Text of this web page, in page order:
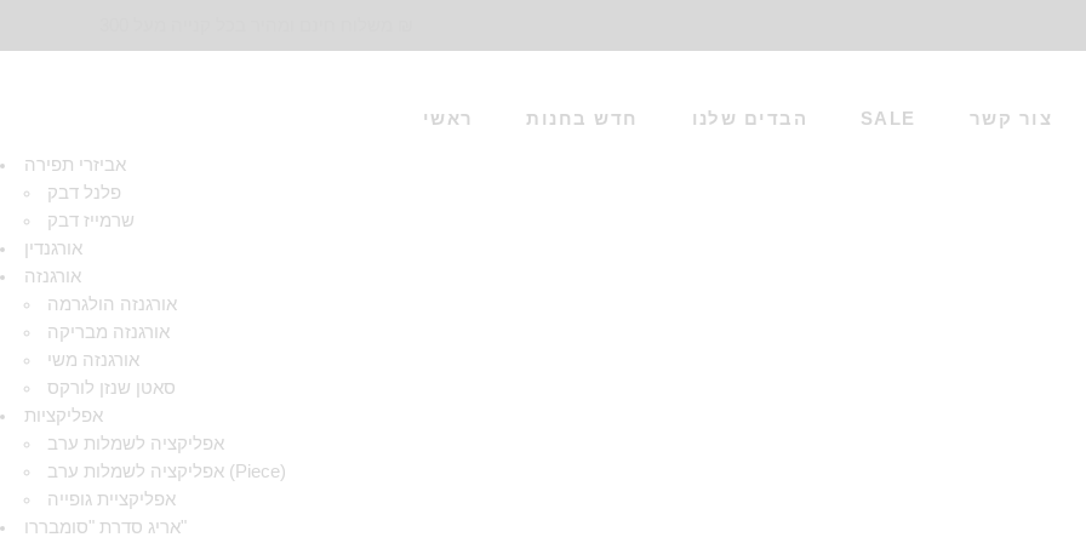
ראשי חדש בחנות הבדים שלנו SALE צור קשר
אביזרי תפירה
פלנל דבק
שרמייז דבק
אורגנדין
אורגנזה
אורגנזה הולגרמה
אורגנזה מבריקה
אורגנזה משי
סאטן שנזן לורקס
אפליקציות
אפליקציה לשמלות ערב
אפליקציה לשמלות ערב (Piece)
אפליקציית גופייה
אריג סדרת "סומבררו"